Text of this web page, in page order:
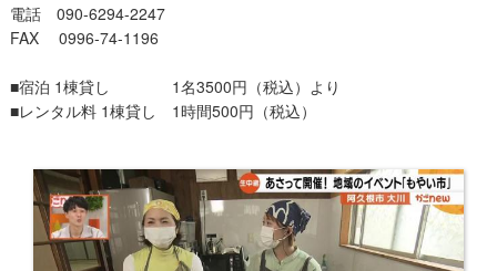
電話 090-6294-2247
FAX 0996‐74-1196
■宿泊 1棟貸し 1名3500円（税込）より
■レンタル料 1棟貸し 1時間500円（税込）